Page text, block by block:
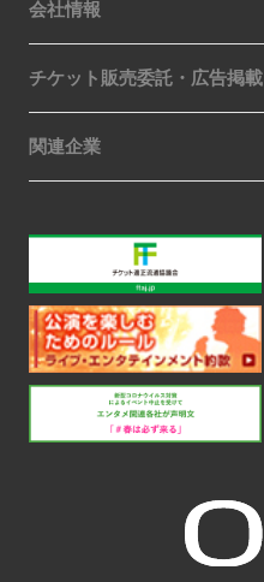
会社情報
チケット販売委託・広告掲載
関連企業